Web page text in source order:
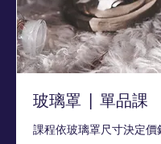
玻璃罩 | 單品課
課程依玻璃罩尺寸決定